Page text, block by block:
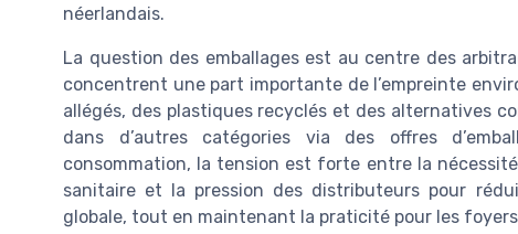
néerlandais.
La question des emballages est au centre des
concentrent une part importante de l’empreinte
allégés, des plastiques recyclés et des alternatives
dans d’autres catégories via des offres
consommation, la tension est forte entre la
sanitaire et la pression des distributeurs pour
globale, tout en maintenant la praticité pour les